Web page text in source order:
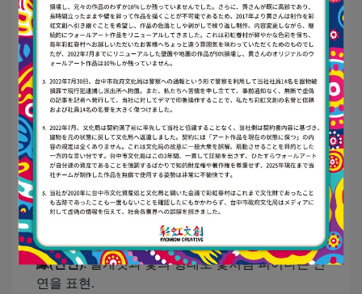
시지가 담겨 있습니다.
화려한 두 마리 새가 각각의 사람을 태우고 꽃밭에
서 만납니다.
이것은 단순한 우연이 아니라, 운명으로 엮인 만남
입니다.
자세히 보면 "有(있다)", "緣(인연)", "來(오다)", "會
(만나다)"라는 글자가
디자인에巧妙히 숨겨져 있어 의미를 더합니다.
🧡디자인 속의 비밀
有(있다): 마주보는 두 새로 운명적 만남을 상징.
緣(인연): 날개짓과 꽃의 형태로 꽃처럼 피어나는 인
연을 표현.